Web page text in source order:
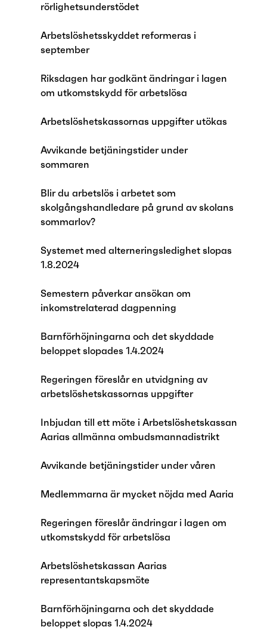
rörlighetsunderstödet
Arbetslöshetsskyddet reformeras i
september
Riksdagen har godkänt ändringar i lagen
om utkomstskydd för arbetslösa
Arbetslöshetskassornas uppgifter utökas
Avvikande betjäningstider under
sommaren
Blir du arbetslös i arbetet som
skolgångshandledare på grund av skolans
sommarlov?
Systemet med alterneringsledighet slopas
1.8.2024
Semestern påverkar ansökan om
inkomstrelaterad dagpenning
Barnförhöjningarna och det skyddade
beloppet slopades 1.4.2024
Regeringen föreslår en utvidgning av
arbetslöshetskassornas uppgifter
Inbjudan till ett möte i Arbetslöshetskassan
Aarias allmänna ombudsmannadistrikt
Avvikande betjäningstider under våren
Medlemmarna är mycket nöjda med Aaria
Regeringen föreslår ändringar i lagen om
utkomstskydd för arbetslösa
Arbetslöshetskassan Aarias
representantskapsmöte
Barnförhöjningarna och det skyddade
beloppet slopas 1.4.2024